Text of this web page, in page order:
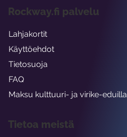
Rockway.fi palvelu
Lahjakortit
Käyttöehdot
Tietosuoja
FAQ
Maksu kulttuuri- ja virike-eduilla
Tietoa meistä